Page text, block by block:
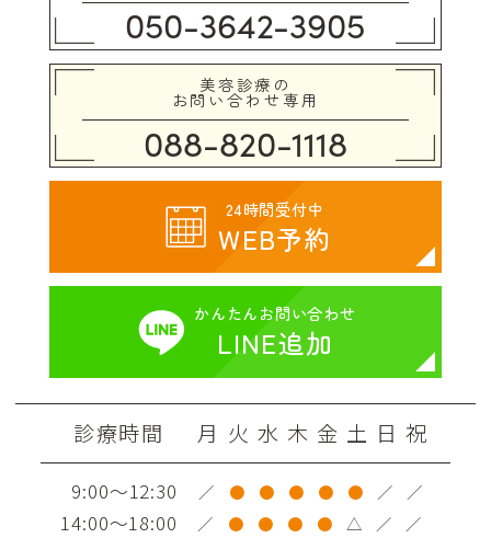
050-3642-3905
美容診療の
お問い合わせ専用
088-820-1118
24時間受付中
WEB予約
かんたんお問い合わせ
LINE追加
診療時間 月 火 水 木 金 土 日 祝
9:00～12:30 ／ ● ● ● ● ● ／ ／
14:00～18:00 ／ ● ● ● ● △ ／ ／